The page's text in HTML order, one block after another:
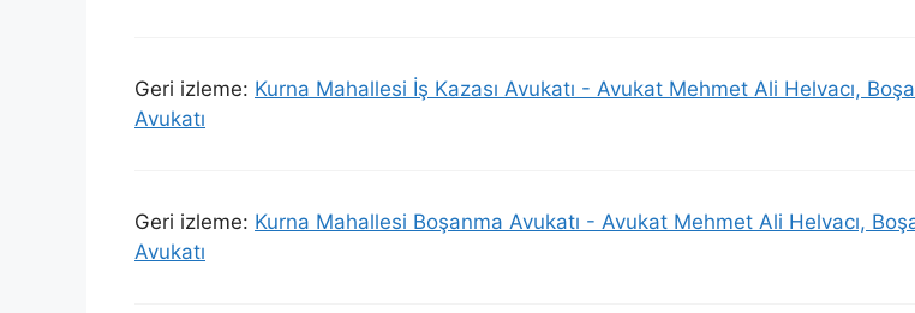
Geri izleme: Kurna Mahallesi İş Kazası Avukatı - Avukat Mehmet Ali Helvacı,
Avukatı
Geri izleme: Kurna Mahallesi Boşanma Avukatı - Avukat Mehmet Ali Helvacı,
Avukatı